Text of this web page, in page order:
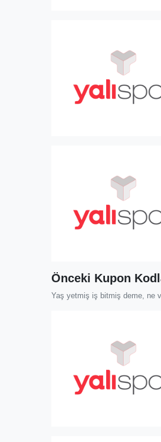
Önceki Kupon
Yaş yetmiş iş bitmiş deme, ne